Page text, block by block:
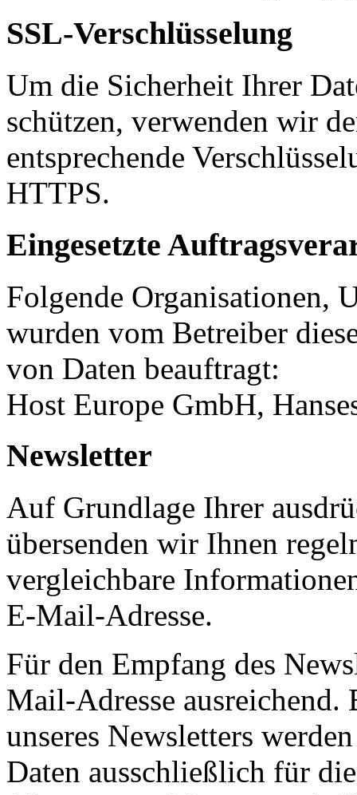
SSL-Verschlüsselung
Um die Sicherheit Ihrer
schützen, verwenden wir
entsprechende
HTTPS.
Eingesetzte
Folgende Organisationen,
wurden vom Betreiber
von Daten beauftragt:
Host Europe GmbH,
Newsletter
Auf Grundlage Ihrer
übersenden wir Ihnen
vergleichbare
E-Mail-Adresse.
Für den Empfang des
Mail-Adresse
unseres Newsletters
Daten ausschließlich für